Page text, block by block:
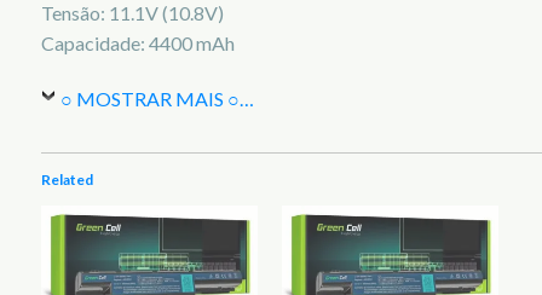
Tensão: 11.1V (10.8V)
Capacidade: 4400 mAh
○ MOSTRAR MAIS ○…
Related